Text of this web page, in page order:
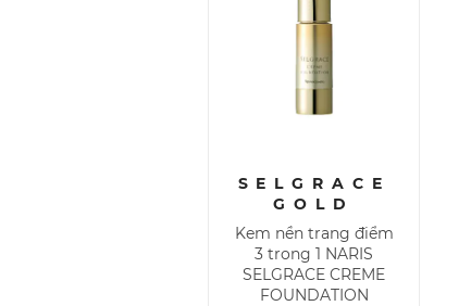
SELGRACE
GOLD
Kem nền trang điểm
3 trong 1 NARIS
SELGRACE CREME
FOUNDATION